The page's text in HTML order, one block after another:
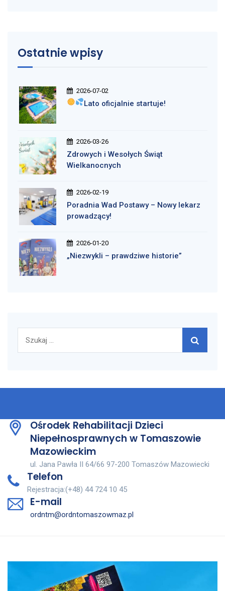
Ostatnie wpisy
2026-07-02
Lato oficjalnie startuje!
2026-03-26
Zdrowych i Wesołych Świąt
Wielkanocnych
2026-02-19
Poradnia Wad Postawy – Nowy lekarz
prowadzący!
2026-01-20
„Niezwykli – prawdziwe historie”
Ośrodek Rehabilitacji Dzieci
Niepełnosprawnych w Tomaszowie
Mazowieckim
ul. Jana Pawła II 64/66 97-200 Tomaszów Mazowiecki
Telefon
Rejestracja:(+48) 44 724 10 45
E-mail
ordntm@ordntomaszowmaz.pl